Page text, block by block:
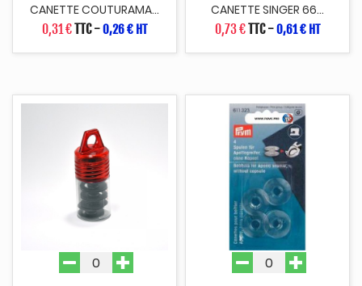
CANETTE COUTURAMA...
0,31 €TTC-0,26 € HT
CANETTE SINGER 66...
0,73 €TTC-0,61 € HT